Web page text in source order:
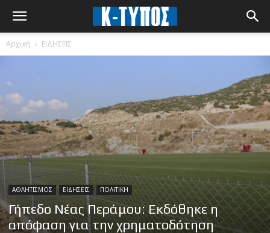
Αρχική ΕΙΔΗΣΕΙΣ
ΑΘΛΗΤΙΣΜΟΣ ΕΙΔΗΣΕΙΣ ΠΟΛΙΤΙΚΗ
Γήπεδο Νέας Περάμου: Εκδόθηκε η
απόφαση για την χρηματοδότηση